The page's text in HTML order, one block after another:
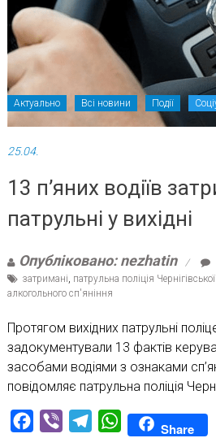
Актуально Всі новини Події
25.04.
13 п’яних водіїв
патрульні у вихідні
Опубліковано: nezhatin
затримані, патрульна поліція Чернігівської
алкогольного сп'яніння
Протягом вихідних патрульні
задокументували 13 фактів
засобами водіями з ознаками
повідомляє патрульна поліція
Facebook
Viber TelegramWhatsAppShare